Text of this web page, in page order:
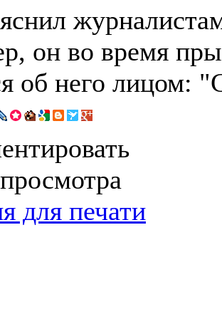
он во время
об него лицом:
для печати